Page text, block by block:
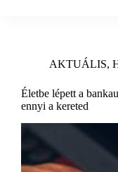
AKTUÁLIS,
Életbe lépett a
ennyi a kereted